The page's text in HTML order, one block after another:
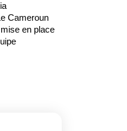
Cameroun
en place